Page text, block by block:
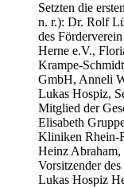
Setzten die
n. r.): Dr. Rolf
des
Herne e.V.,
Krampe-
GmbH, Anneli
Lukas Hospiz,
Mitglied der
Elisabeth
Kliniken Rhein-
Heinz Abraham,
Vorsitzender
Lukas Hospiz